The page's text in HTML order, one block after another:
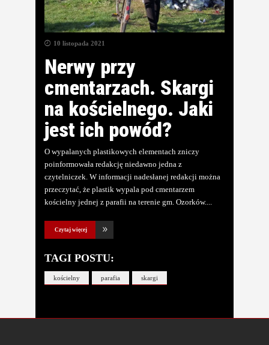
10 listopada 2021
Nerwy przy
cmentarzach. Skargi
na kościelnego. Jaki
jest ich powód?
O wypalanych plastikowych elementach zniczy
poinformowała redakcję niedawno jedna z
czytelniczek. W informacji nadesłanej redakcji można
przeczytać, że plastik wypala pod cmentarzem
kościelny jednej z parafii na terenie gm. Ozorków.
Czytaj więcej
TAGI POSTU:
kościelny parafia skargi